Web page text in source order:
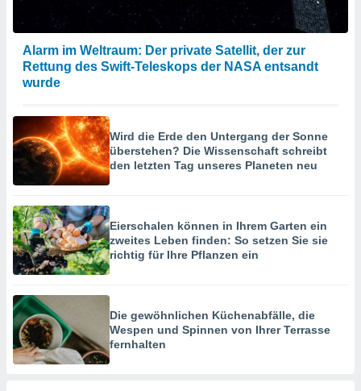
Alarm im Weltraum: Der private Satellit, der zur
Rettung des Swift-Teleskops der NASA entsandt
wurde
Wird die Erde den Untergang der Sonne
überstehen? Die Wissenschaft schreibt
den letzten Tag unseres Planeten neu
Eierschalen können in Ihrem Garten ein
zweites Leben finden: So setzen Sie sie
richtig für Ihre Pflanzen ein
Die gewöhnlichen Küchenabfälle, die
Wespen und Spinnen von Ihrer Terrasse
fernhalten